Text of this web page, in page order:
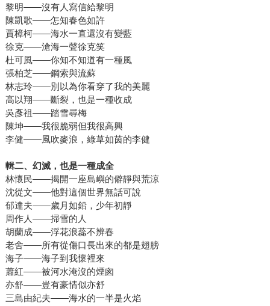
黎明——沒有人寫信給黎明
陳凱歌——怎知春色如許
賈樟柯——海水一直還沒有變藍
徐克——滄海一聲徐克笑
杜可風——你知不知道有一種風
張柏芝——鋼索與流蘇
林志玲——別以為你看穿了我的美麗
高以翔——斷裂，也是一種收成
吳彥祖——踏雪尋梅
陳坤——我很脆弱但我很高興
李健——風吹麥浪，綠草如茵的李健
輯二、幻滅，也是一種成全
林懷民——揭開一座島嶼的僻靜與荒涼
沈從文——他對這個世界無話可說
郁達夫——歲月如鉛，少年初靜
周作人——掃雪的人
胡蘭成——浮花浪蕊不辨春
老舍——所有從傷口長出來的都是翅膀
海子——海子到我懷裡來
蕭紅——被河水淹沒的煙囪
亦舒——豈有豪情似亦舒
三島由紀夫——海水的一半是火焰